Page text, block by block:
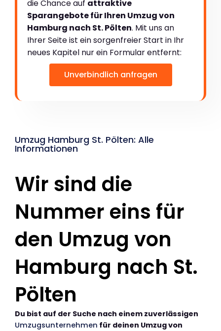
die Chance auf attraktive
Sparangebote für Ihren Umzug von
Hamburg nach St. Pölten. Mit uns an
Ihrer Seite ist ein sorgenfreier Start in Ihr
neues Kapitel nur ein Formular entfernt:
Unverbindlich anfragen
Umzug Hamburg St. Pölten: Alle
Informationen
Wir sind die
Nummer eins für
den Umzug von
Hamburg nach St.
Pölten
Du bist auf der Suche nach einem zuverlässigen
Umzugsunternehmen für deinen Umzug von